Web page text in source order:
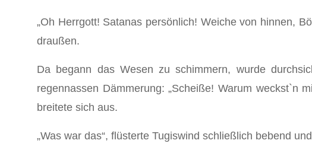
„Oh Herrgott! Satanas persönlich! Weiche von hinnen,
draußen.
Da begann das Wesen zu schimmern, wurde
regennassen Dämmerung: „Scheiße! Warum weckst`n
breitete sich aus.
„Was war das“, flüsterte Tugiswind schließlich bebend